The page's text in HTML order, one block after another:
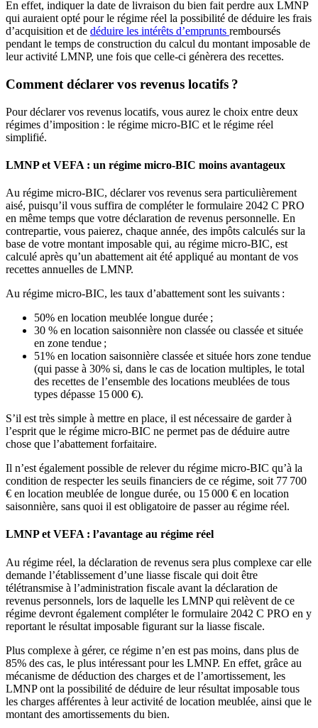
En effet, indiquer la date de livraison du bien fait perdre aux LMNP
qui auraient opté pour le régime réel la possibilité de déduire les frais
d’acquisition et de déduire les intérêts d’emprunts remboursés
pendant le temps de construction du calcul du montant imposable de
leur activité LMNP, une fois que celle-ci génèrera des recettes.
Comment déclarer vos revenus locatifs ?
Pour déclarer vos revenus locatifs, vous aurez le choix entre deux
régimes d’imposition : le régime micro-BIC et le régime réel
simplifié.
LMNP et VEFA : un régime micro-BIC moins avantageux
Au régime micro-BIC, déclarer vos revenus sera particulièrement
aisé, puisqu’il vous suffira de compléter le formulaire 2042 C PRO
en même temps que votre déclaration de revenus personnelle. En
contrepartie, vous paierez, chaque année, des impôts calculés sur la
base de votre montant imposable qui, au régime micro-BIC, est
calculé après qu’un abattement ait été appliqué au montant de vos
recettes annuelles de LMNP.
Au régime micro-BIC, les taux d’abattement sont les suivants :
50% en location meublée longue durée ;
30 % en location saisonnière non classée ou classée et située
en zone tendue ;
51% en location saisonnière classée et située hors zone tendue
(qui passe à 30% si, dans le cas de location multiples, le total
des recettes de l’ensemble des locations meublées de tous
types dépasse 15 000 €).
S’il est très simple à mettre en place, il est nécessaire de garder à
l’esprit que le régime micro-BIC ne permet pas de déduire autre
chose que l’abattement forfaitaire.
Il n’est également possible de relever du régime micro-BIC qu’à la
condition de respecter les seuils financiers de ce régime, soit 77 700
€ en location meublée de longue durée, ou 15 000 € en location
saisonnière, sans quoi il est obligatoire de passer au régime réel.
LMNP et VEFA : l’avantage au régime réel
Au régime réel, la déclaration de revenus sera plus complexe car elle
demande l’établissement d’une liasse fiscale qui doit être
télétransmise à l’administration fiscale avant la déclaration de
revenus personnels, lors de laquelle les LMNP qui relèvent de ce
régime devront également compléter le formulaire 2042 C PRO en y
reportant le résultat imposable figurant sur la liasse fiscale.
Plus complexe à gérer, ce régime n’en est pas moins, dans plus de
85% des cas, le plus intéressant pour les LMNP. En effet, grâce au
mécanisme de déduction des charges et de l’amortissement, les
LMNP ont la possibilité de déduire de leur résultat imposable tous
les charges afférentes à leur activité de location meublée, ainsi que le
montant des amortissements du bien.